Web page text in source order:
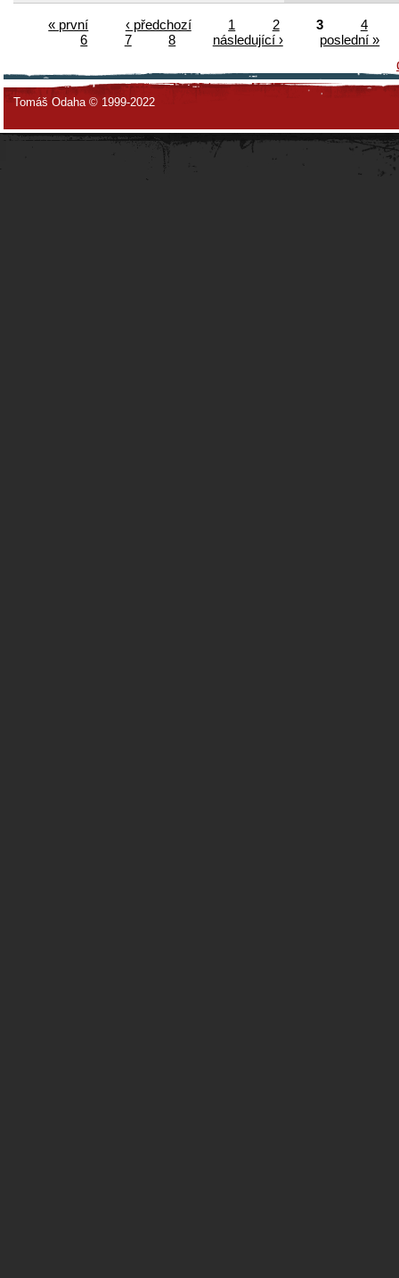
« první ‹ předchozí 1 2 3
4
6
7 8 následující ›
poslední »
Tomáš Odaha © 1999-2022